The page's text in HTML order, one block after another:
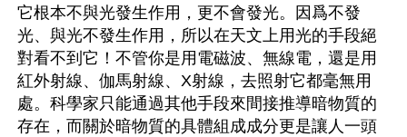
它根本不與光發生作用，更不會發光。因爲不發
光、與光不發生作用，所以在天文上用光的手段絕
對看不到它！不管你是用電磁波、無線電，還是用
紅外射線、伽馬射線、X射線，去照射它都毫無用
處。科學家只能通過其他手段來間接推導暗物質的
存在，而關於暗物質的具體組成成分更是讓人一頭